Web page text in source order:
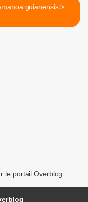
Amanoa guianensis >
le portail Overblog